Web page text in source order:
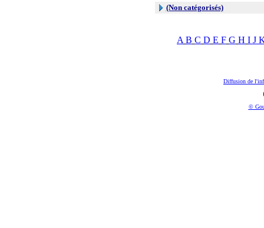
(Non catégorisés)
A B C D E F G H I J
Diffusion de
©